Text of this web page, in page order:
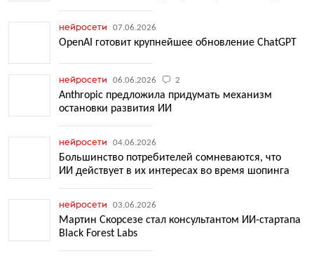
нейросети 07.06.2026
OpenAI готовит крупнейшее обновление ChatGPT
нейросети 06.06.2026 2
Anthropic предложила придумать механизм
остановки развития ИИ
нейросети 04.06.2026
Большинство потребителей сомневаются, что
ИИ действует в их интересах во время шопинга
нейросети 03.06.2026
Мартин Скорсезе стал консультантом ИИ-стартапа
Black Forest Labs